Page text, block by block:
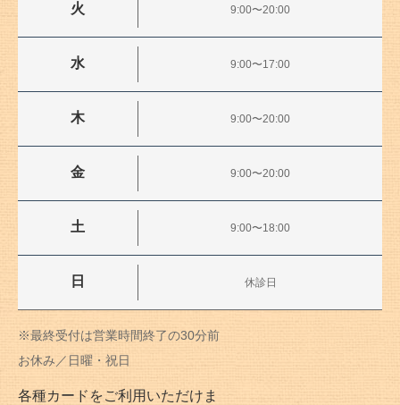
火 9:00〜20:00
水 9:00〜17:00
木 9:00〜20:00
金 9:00〜20:00
土 9:00〜18:00
日 休診日
※最終受付は営業時間終了の30分前
お休み／日曜・祝日
各種カードをご利用いただけま